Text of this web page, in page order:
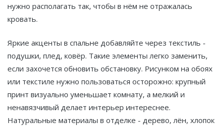
нужно располагать так, чтобы в нём не отражалась
кровать.
Яркие акценты в спальне добавляйте через текстиль -
подушки, плед, ковёр. Такие элементы легко заменить,
если захочется обновить обстановку. Рисунком на обоях
или текстиле нужно пользоваться осторожно: крупный
принт визуально уменьшает комнату, а мелкий и
ненавязчивый делает интерьер интереснее.
Натуральные материалы в отделке - дерево, лён, хлопок